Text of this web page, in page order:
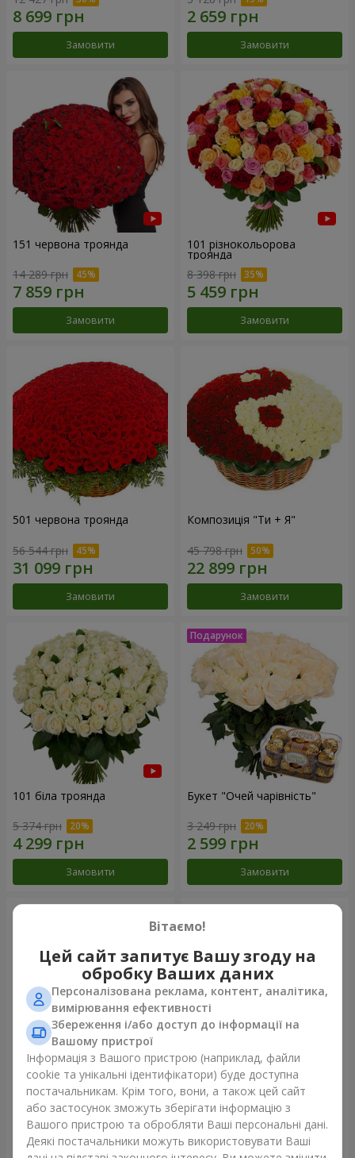
Замовити Замовити
151 червона троянда
14 289 грн
Замовити
101 різнокольорова
троянда
8 398 грн
Замовити
501 червона троянда
56 544 грн
Замовити
Композиція "Ти + Я"
45 798 грн
Замовити
101 біла троянда
5 374 грн
Замовити
Букет "Очей чарівність"
3 249 грн
Замовити
Букет "Не випускай мрію!"
2 732 грн
Замовити
Букет "Казка мого життя"
2 221 грн
Замовити
Вітаємо!
Цей сайт запитує Вашу згоду на
обробку Ваших даних
Персоналізована реклама, контент, аналітика,
вимірювання ефективності
Збереження і/або доступ до інформації на
Вашому пристрої
Інформація з Вашого пристрою (наприклад, файли
cookie та унікальні ідентифікатори) буде доступна
постачальникам. Крім того, вони, а також цей сайт
або застосунок зможуть зберігати інформацію з
Вашого пристрою та обробляти Ваші персональні дані.
Деякі постачальники можуть використовувати Ваші